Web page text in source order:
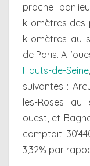
proche
kilomètres des
kilomètres au
de Paris. A
Hauts-de-Seine
suivantes :
les-Roses au
ouest, et
comptait
3,32% par